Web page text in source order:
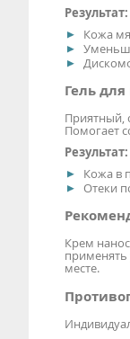
Результат:
Кожа
Гель для
Приятный,
Помогает
Результат:
Кожа в
Отеки
Крем
применять
месте.